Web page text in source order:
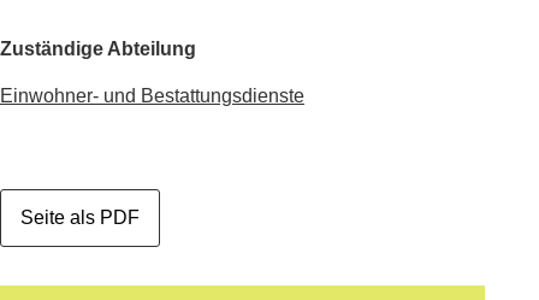
Zuständige Abteilung
Einwohner- und Bestattungsdienste
Seite als PDF